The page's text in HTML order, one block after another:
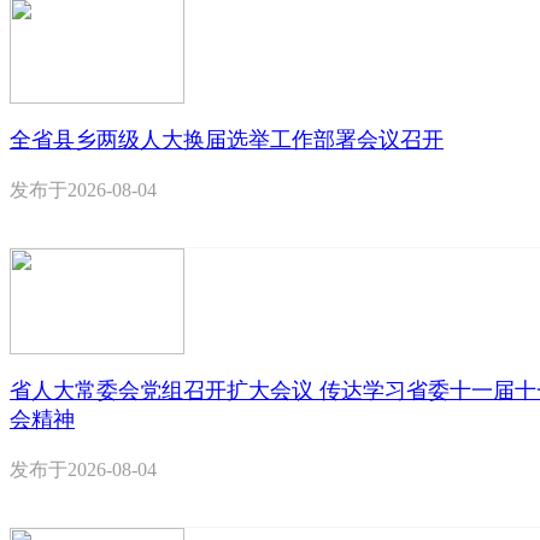
全省县乡两级人大换届选举工作部署会议召开
发布于2026-08-04
省人大常委会党组召开扩大会议 传达学习省委十一届
会精神
发布于2026-08-04